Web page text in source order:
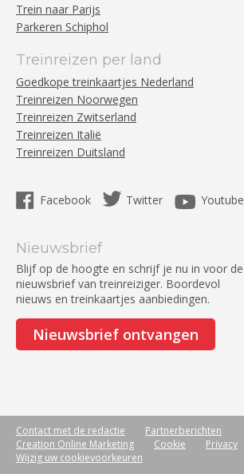
Trein naar Parijs
Parkeren Schiphol
Treinreizen per land
Goedkope treinkaartjes Nederland
Treinreizen Noorwegen
Treinreizen Zwitserland
Treinreizen Italië
Treinreizen Duitsland
Facebook Twitter Youtube
Nieuwsbrief
Blijf op de hoogte en schrijf je nu in voor de
nieuwsbrief van treinreiziger. Boordevol
nieuws en treinkaartjes aanbiedingen.
Nieuwsbrief ontvangen
Contact met de redactie
Partnerberichten
Creation Online Marketing
Cookie
Privacy
Wijzig uw cookievoorkeuren